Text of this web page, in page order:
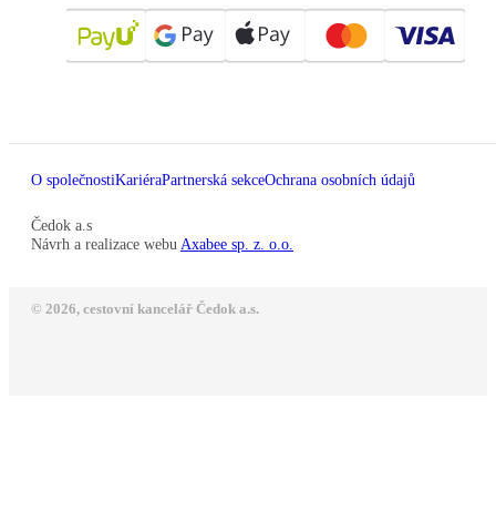
O společnostiKariéraPartnerská sekceOchrana osobních údajů
Čedok a.s
Návrh a realizace webu Axabee sp. z. o.o.
© 2026, cestovní kancelář Čedok a.s.